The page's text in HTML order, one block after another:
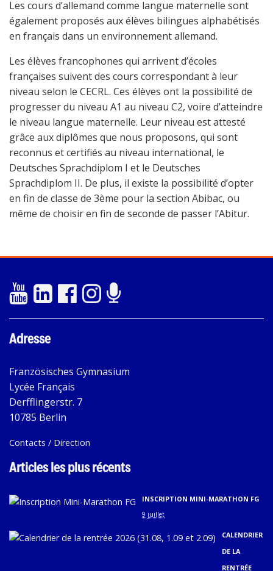
Les cours d’allemand comme langue maternelle sont
également proposés aux élèves bilingues alphabétisés
en français dans un environnement allemand.
Les élèves francophones qui arrivent d’écoles
françaises suivent des cours correspondant à leur
niveau selon le CECRL. Ces élèves ont la possibilité de
progresser du niveau A1 au niveau C2, voire d’atteindre
le niveau langue maternelle. Leur niveau est attesté
grâce aux diplômes que nous proposons, qui sont
reconnus et certifiés au niveau international, le
Deutsches Sprachdiplom I et le Deutsches
Sprachdiplom II. De plus, il existe la possibilité d’opter
en fin de classe de 3ème pour la section Abibac, ou
même de choisir en fin de seconde de passer l’Abitur.
Adresse
Französisches Gymnasium
Lycée Français
Derfflingerstr. 7
10785 Berlin
Contacts / Direction
Articles les plus récents
INSCRIPTION MINI-MARATHON FG
9 juillet
CALENDRIER
DE LA
RENTRÉE